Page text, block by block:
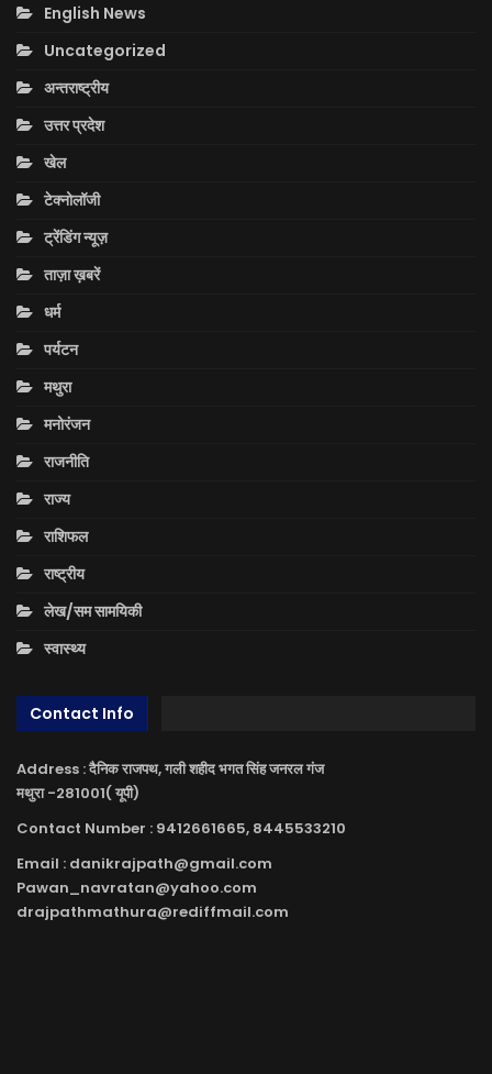
English News
Uncategorized
अन्तराष्ट्रीय
उत्तर प्रदेश
खेल
टेक्नोलॉजी
ट्रेंडिंग न्यूज़
ताज़ा ख़बरें
धर्म
पर्यटन
मथुरा
मनोरंजन
राजनीति
राज्य
राशिफल
राष्ट्रीय
लेख/सम सामयिकी
स्वास्थ्य
Contact Info
Address : दैनिक राजपथ, गली शहीद भगत सिंह जनरल गंज
मथुरा -281001( यूपी)
Contact Number : 9412661665, 8445533210
Email : danikrajpath@gmail.com
Pawan_navratan@yahoo.com
drajpathmathura@rediffmail.com